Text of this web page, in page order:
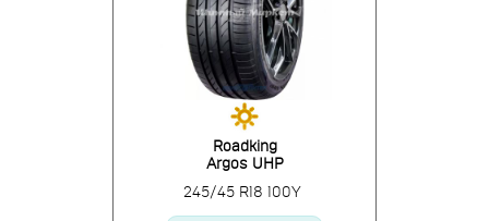
Roadking
Argos UHP
245/45 R18 100Y